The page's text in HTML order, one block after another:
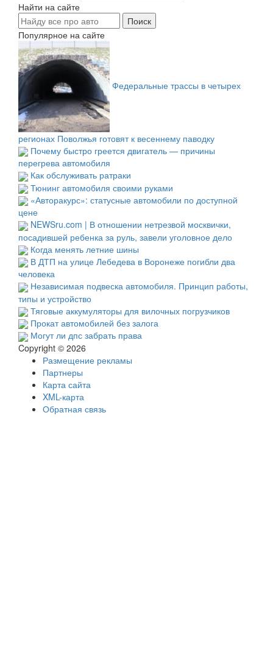
Найти на сайте
Популярное на сайте
Федеральные трассы в четырех
регионах Поволжья готовят к весеннему паводку
Почему быстро греется двигатель — причины
перегрева автомобиля
Как обслуживать ратраки
Тюнинг автомобиля своими руками
«Авторакурс»: статусные автомобили по доступной
цене
NEWSru.com | В отношении нетрезвой москвички,
посадившей ребенка за руль, завели уголовное дело
Когда менять летние шины
В ДТП на улице Лебедева в Воронеже погибли два
человека
Независимая подвеска автомобиля. Принцип работы,
типы и устройство
Тяговые аккумуляторы для вилочных погрузчиков
Прокат автомобилей без залога
Могут ли дпс забрать права
Copyright © 2026
Размещение рекламы
Партнеры
Карта сайта
XML-карта
Обратная связь